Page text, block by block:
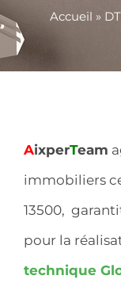
Accueil »
AixperTeam
immobiliers
13500,
pour la
technique